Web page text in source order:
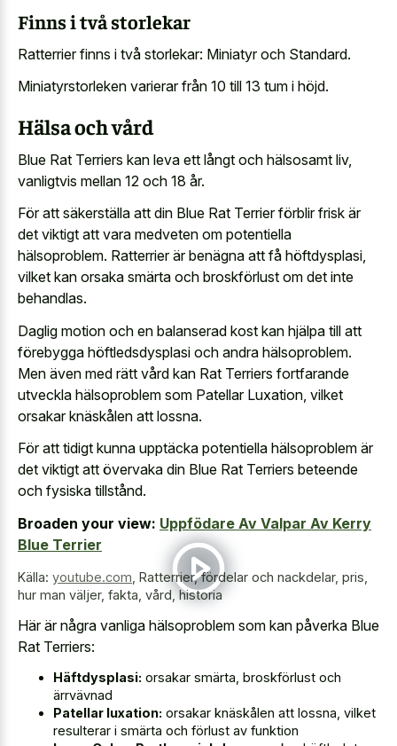
Finns i två storlekar
Ratterrier finns i två storlekar: Miniatyr och Standard.
Miniatyrstorleken varierar från 10 till 13 tum i höjd.
Hälsa och vård
Blue Rat Terriers kan leva ett långt och hälsosamt liv,
vanligtvis mellan 12 och 18 år.
För att säkerställa att din Blue Rat Terrier förblir frisk är
det viktigt att vara medveten om potentiella
hälsoproblem. Ratterrier är benägna att få höftdysplasi,
vilket kan orsaka smärta och broskförlust om det inte
behandlas.
Daglig motion och en balanserad kost kan hjälpa till att
förebygga höftledsdysplasi och andra hälsoproblem.
Men även med rätt vård kan Rat Terriers fortfarande
utveckla hälsoproblem som Patellar Luxation, vilket
orsakar knäskålen att lossna.
För att tidigt kunna upptäcka potentiella hälsoproblem är
det viktigt att övervaka din Blue Rat Terriers beteende
och fysiska tillstånd.
Broaden your view: Uppfödare Av Valpar Av Kerry
Blue Terrier
Källa: youtube.com Ratterrier, fördelar och nackdelar, pris,
hur man väljer, fakta, vård, historia
Här är några vanliga hälsoproblem som kan påverka Blue
Rat Terriers:
Häftdysplasi: orsakar smärta, broskförlust och
ärrvävnad
Patellar luxation: orsakar knäskålen att lossna, vilket
resulterar i smärta och förlust av funktion